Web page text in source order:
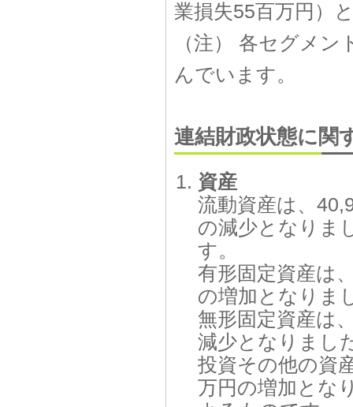
業損失55百万円）
（注） 各セグメ
んでいます。
連結財政状態に関
資産
流動資産は、
の減少となりま
す。
有形固定資産は
の増加となりま
無形固定資産は
減少となりまし
投資その他の資
万円の増加とな